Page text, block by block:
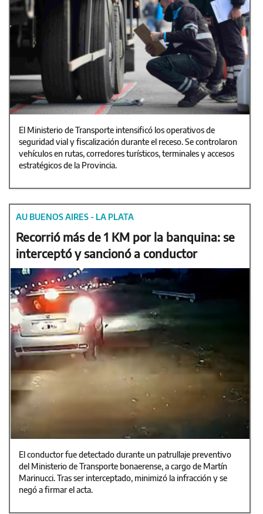
El Ministerio de Transporte intensificó los operativos de
seguridad vial y fiscalización durante el receso. Se controlaron
vehículos en rutas, corredores turísticos, terminales y accesos
estratégicos de la Provincia.
AU BUENOS AIRES - LA PLATA
Recorrió más de 1 KM por la banquina: se
interceptó y sancionó a conductor
El conductor fue detectado durante un patrullaje preventivo
del Ministerio de Transporte bonaerense, a cargo de Martín
Marinucci. Tras ser interceptado, minimizó la infracción y se
negó a firmar el acta.